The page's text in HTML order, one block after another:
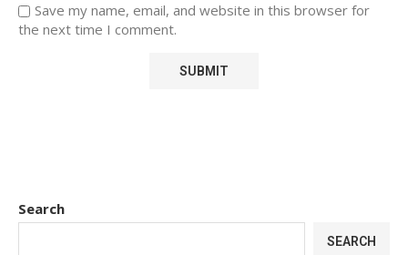
Save my name, email, and website in this browser for
the next time I comment.
Search
SEARCH